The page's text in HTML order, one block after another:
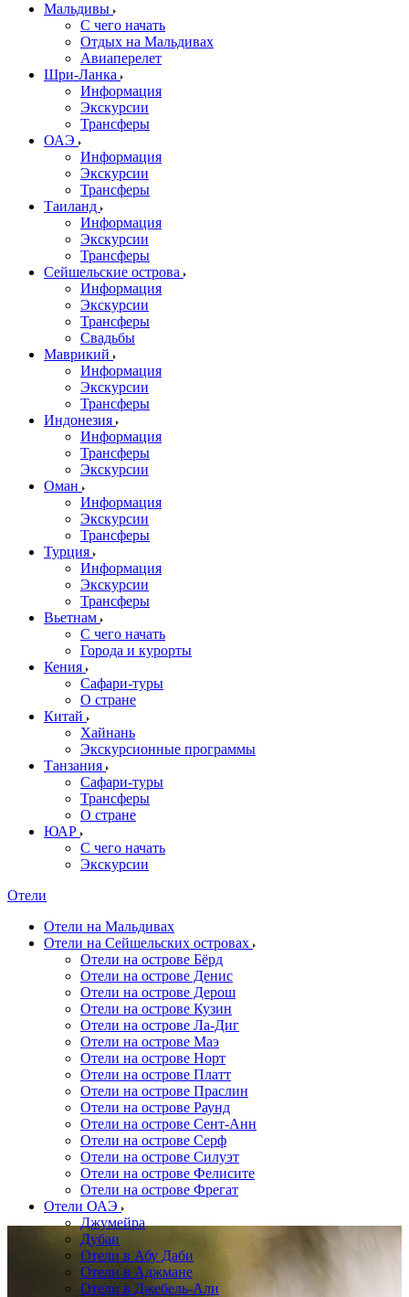
Мальдивы
С чего начать
Отдых на Мальдивах
Авиаперелет
Шри-Ланка
Информация
Экскурсии
Трансферы
ОАЭ
Информация
Экскурсии
Трансферы
Таиланд
Информация
Экскурсии
Трансферы
Сейшельские острова
Информация
Экскурсии
Трансферы
Свадьбы
Маврикий
Информация
Экскурсии
Трансферы
Индонезия
Информация
Трансферы
Экскурсии
Оман
Информация
Экскурсии
Трансферы
Турция
Информация
Экскурсии
Трансферы
Вьетнам
С чего начать
Города и курорты
Кения
Сафари-туры
О стране
Китай
Хайнань
Экскурсионные программы
Танзания
Сафари-туры
Трансферы
О стране
ЮАР
С чего начать
Экскурсии
Отели
Отели на Мальдивах
Отели на Сейшельских островах
Отели на острове Бёрд
Отели на острове Денис
Отели на острове Дерош
Отели на острове Кузин
Отели на острове Ла-Диг
Отели на острове Маэ
Отели на острове Норт
Отели на острове Платт
Отели на острове Праслин
Отели на острове Раунд
Отели на острове Сент-Анн
Отели на острове Серф
Отели на острове Силуэт
Отели на острове Фелисите
Отели на острове Фрегат
Отели ОАЭ
Джумейра
Дубаи
Отели в Абу Даби
Отели в Аджмане
Отели в Джебель-Али